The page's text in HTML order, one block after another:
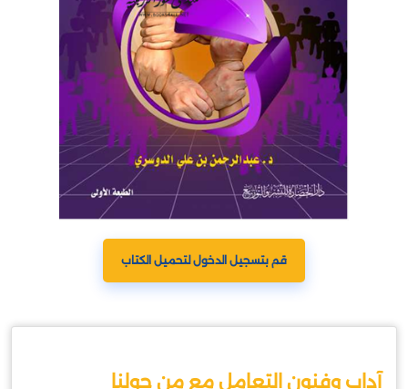
قم بتسجيل الدخول لتحميل الكتاب
آداب وفنون التعامل مع من حولنا